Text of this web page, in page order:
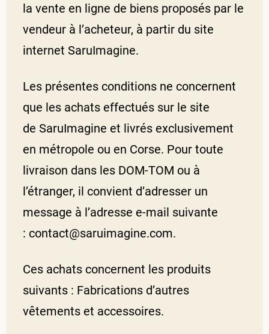
la vente en ligne de biens proposés par le
vendeur à l’acheteur, à partir du site
internet SaruImagine.
Les présentes conditions ne concernent
que les achats effectués sur le site
de SaruImagine et livrés exclusivement
en métropole ou en Corse. Pour toute
livraison dans les DOM-TOM ou à
l’étranger, il convient d’adresser un
message à l’adresse e-mail suivante
: contact@saruimagine.com.
Ces achats concernent les produits
suivants : Fabrications d’autres
vêtements et accessoires.